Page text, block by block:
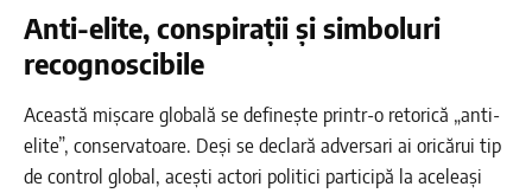
Anti-elite, conspirații și simboluri
recognoscibile
Această mișcare globală se definește printr-o retorică „anti-
elite”, conservatoare. Deși se declară adversari ai oricărui tip
de control global, acești actori politici participă la aceleași